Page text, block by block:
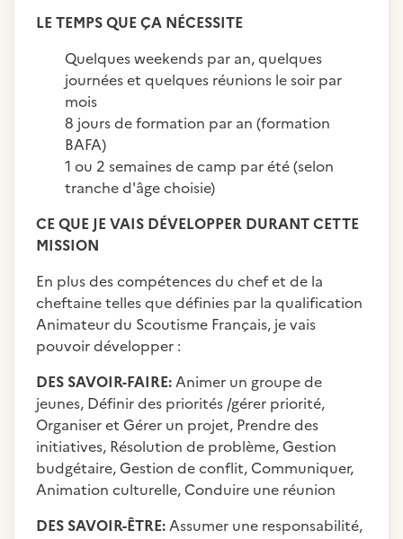
LE TEMPS QUE ÇA NÉCESSITE
Quelques weekends par an, quelques
journées et quelques réunions le soir par
mois
8 jours de formation par an (formation
BAFA)
1 ou 2 semaines de camp par été (selon
tranche d'âge choisie)
CE QUE JE VAIS DÉVELOPPER DURANT CETTE
MISSION
En plus des compétences du chef et de la
cheftaine telles que définies par la qualification
Animateur du Scoutisme Français, je vais
pouvoir développer :
DES SAVOIR-FAIRE:Animer un groupe de
jeunes, Définir des priorités /gérer priorité,
Organiser et Gérer un projet, Prendre des
initiatives, Résolution de problème, Gestion
budgétaire, Gestion de conflit, Communiquer,
Animation culturelle, Conduire une réunion
DES SAVOIR-ÊTRE:Assumer une responsabilité,